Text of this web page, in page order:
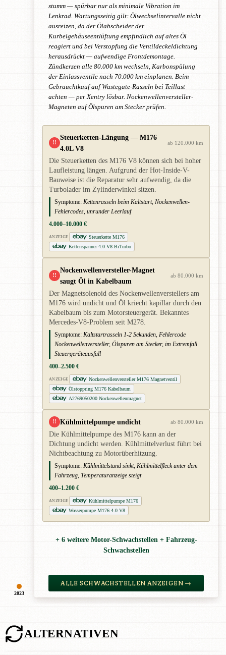
2023
stumm — spürbar nur als minimale Vibration im
Lenkrad. Wartungsseitig gilt: Ölwechselintervalle nicht
ausreizen, da der Ölabscheider der
Kurbelgehäuseentlüftung empfindlich auf altes Öl
reagiert und bei Verstopfung die Ventildeckeldichtung
herausdrückt — aufwendige Frontdemontage.
Zündkerzen alle 80.000 km wechseln, Karbonspülung
der Einlassventile nach 70.000 km einplanen. Beim
Gebrauchtkauf auf Wastegate-Rasseln bei Teillast
achten — per Xentry lösbar. Nockenwellenversteller-
Magneten auf Ölspuren am Stecker prüfen.
!!
Steuerketten-Längung — M176
4.0L V8
ab 120.000 km
Die Steuerketten des M176 V8 können sich bei hoher
Laufleistung längen. Aufgrund der Hot-Inside-V-
Bauweise ist die Reparatur sehr aufwendig, da die
Turbolader im Zylinderwinkel sitzen.
Symptome: Kettenrasseln beim Kaltstart, Nockenwellen-
Fehlercodes, unrunder Leerlauf
4.000–10.000 €
ANZEIGE
Steuerkette M176
Kettenspanner 4.0 V8 BiTurbo
!!
Nockenwellenversteller-Magnet
saugt Öl in Kabelbaum
ab 80.000 km
Der Magnetsolenoid des Nockenwellenverstellers am
M176 wird undicht und Öl kriecht kapillar durch den
Kabelbaum bis zum Motorsteuergerät. Bekanntes
Mercedes-V8-Problem seit M278.
Symptome: Kaltstartrasseln 1-2 Sekunden, Fehlercode
Nockenwellenversteller, Ölspuren am Stecker, im Extremfall
Steuergeräteausfall
400–2.500 €
ANZEIGE
Nockenwellenversteller M176 Magnetventil
Ölstoppring M176 Kabelbaum
A2769050200 Nockenwellenmagnet
!! Kühlmittelpumpe undicht ab 80.000 km
Die Kühlmittelpumpe des M176 kann an der
Dichtung undicht werden. Kühlmittelverlust führt bei
Nichtbeachtung zu Motorüberhitzung.
Symptome: Kühlmittelstand sinkt, Kühlmittelfleck unter dem
Fahrzeug, Temperaturanzeige steigt
400–1.200 €
ANZEIGE
Kühlmittelpumpe M176
Wasserpumpe M176 4.0 V8
+ 6 weitere Motor-Schwachstellen + Fahrzeug-
Schwachstellen
ALLE SCHWACHSTELLEN ANZEIGEN →
ALTERNATIVEN